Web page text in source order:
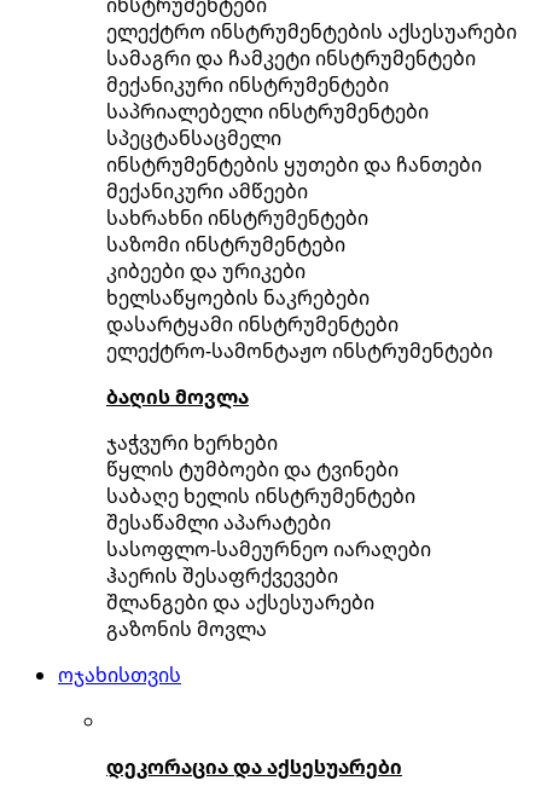
ელექტრო ინსტრუმენტების აქსესუარები
სამაგრი და ჩამკეტი ინსტრუმენტები
მექანიკური ინსტრუმენტები
საპრიალებელი ინსტრუმენტები
სპეცტანსაცმელი
ინსტრუმენტების ყუთები და ჩანთები
მექანიკური ამწეები
სახრახნი ინსტრუმენტები
საზომი ინსტრუმენტები
კიბეები და ურიკები
ხელსაწყოების ნაკრებები
დასარტყამი ინსტრუმენტები
ელექტრო-სამონტაჟო ინსტრუმენტები
ბაღის მოვლა
ჯაჭვური ხერხები
წყლის ტუმბოები და ტვინები
საბაღე ხელის ინსტრუმენტები
შესაწამლი აპარატები
სასოფლო-სამეურნეო იარაღები
ჰაერის შესაფრქვევები
შლანგები და აქსესუარები
გაზონის მოვლა
ოჯახისთვის
დეკორაცია და აქსესუარები